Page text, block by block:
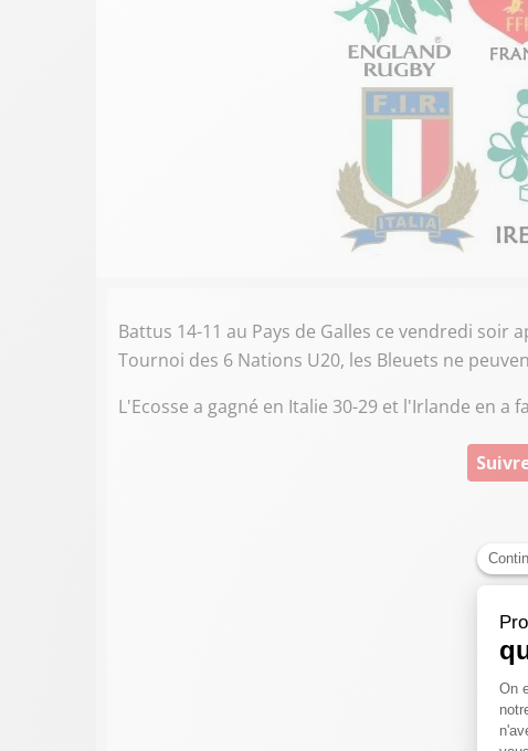
Battus 14-11 au Pays de Galles ce vendredi
Tournoi des 6 Nations U20, les Bleuets ne
L'Ecosse a gagné en Italie 30-29 et l'Irlande en a